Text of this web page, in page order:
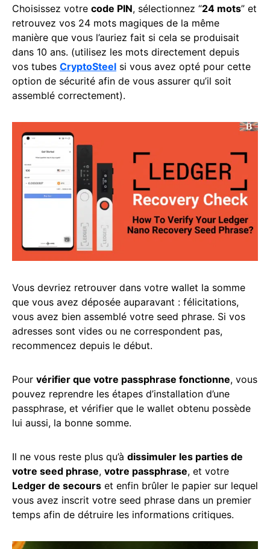
Choisissez votre code PIN, sélectionnez “24 mots” et
retrouvez vos 24 mots magiques de la même
manière que vous l’auriez fait si cela se produisait
dans 10 ans. (utilisez les mots directement depuis
vos tubes CryptoSteel si vous avez opté pour cette
option de sécurité afin de vous assurer qu’il soit
assemblé correctement).
Vous devriez retrouver dans votre wallet la somme
que vous avez déposée auparavant : félicitations,
vous avez bien assemblé votre seed phrase. Si vos
adresses sont vides ou ne correspondent pas,
recommencez depuis le début.
Pour vérifier que votre passphrase fonctionne, vous
pouvez reprendre les étapes d’installation d’une
passphrase, et vérifier que le wallet obtenu possède
lui aussi, la bonne somme.
Il ne vous reste plus qu’à dissimuler les parties de
votre seed phrase, votre passphrase, et votre
Ledger de secours et enfin brûler le papier sur lequel
vous avez inscrit votre seed phrase dans un premier
temps afin de détruire les informations critiques.